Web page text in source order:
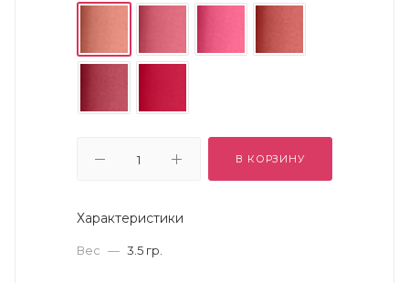
В КОРЗИНУ
Характеристики
Вес — 3.5 гр.